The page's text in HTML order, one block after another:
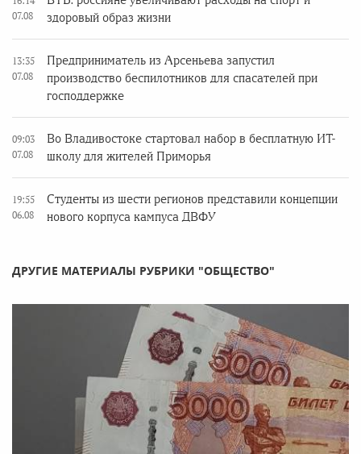
07.08
здоровый образ жизни
13:35
07.08
Предприниматель из Арсеньева запустил
производство беспилотников для спасателей при
господдержке
09:03
07.08
Во Владивостоке стартовал набор в бесплатную ИТ-
школу для жителей Приморья
19:55
06.08
Студенты из шести регионов представили концепции
нового корпуса кампуса ДВФУ
ДРУГИЕ МАТЕРИАЛЫ РУБРИКИ "ОБЩЕСТВО"